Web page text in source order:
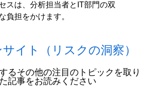
スは、分析担当者とIT部門の双
負担をかけます。
イト（リスクの洞察）
るその他の注目のトピックを取り
記事をお読みください